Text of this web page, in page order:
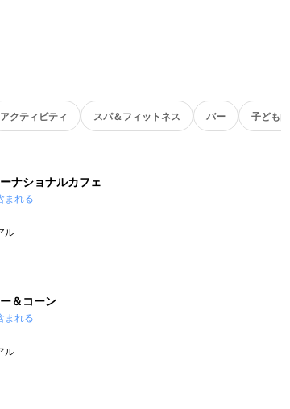
アクティビティ スパ＆フィットネス バー 子ども向
ナショナルカフェ
まれる
ル
＆コーン
まれる
ル